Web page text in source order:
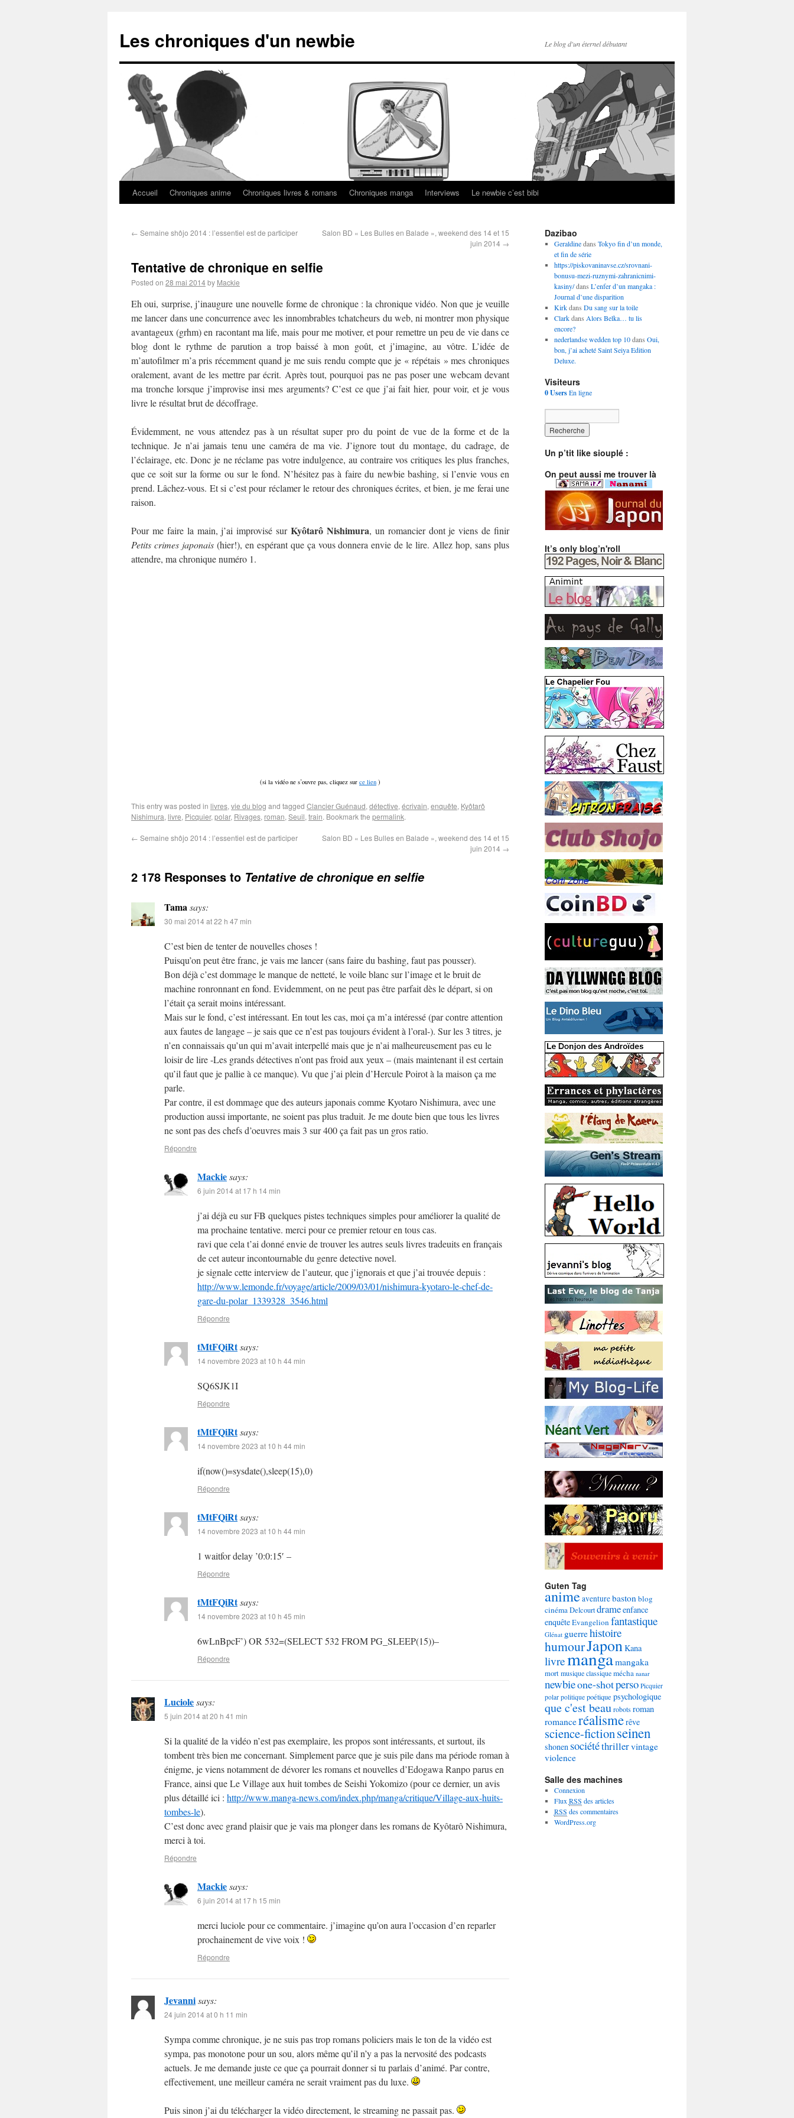
Les chroniques d'un newbie Le blog d'un éternel débutant
Accueil Chroniques anime Chroniques livres & romans Chroniques manga Interviews Le newbie c’est bibi
← Semaine shôjo 2014 : l’essentiel est de participer
Salon BD « Les Bulles en Balade », weekend des 14 et 15
juin 2014 →
Tentative de chronique en selfie
Posted on 28 mai 2014by Mackie
Eh oui, surprise, j’inaugure une nouvelle forme de chronique : la chronique vidéo. Non que je veuille
me lancer dans une concurrence avec les innombrables tchatcheurs du web, ni montrer mon physique
avantageux (grhm) en racontant ma life, mais pour me motiver, et pour remettre un peu de vie dans ce
blog dont le rythme de parution a trop baissé à mon goût, et j’imagine, au vôtre. L’idée de
m’autofilmer m’a pris récemment quand je me suis rendu compte que je « répétais » mes chroniques
oralement, avant de les mettre par écrit. Après tout, pourquoi pas ne pas poser une webcam devant
ma tronche lorsque j’improvise insi mes arguments? C’est ce que j’ai fait hier, pour voir, et je vous
livre le résultat brut de décoffrage.
Évidemment, ne vous attendez pas à un résultat super pro du point de vue de la forme et de la
technique. Je n’ai jamais tenu une caméra de ma vie. J’ignore tout du montage, du cadrage, de
l’éclairage, etc. Donc je ne réclame pas votre indulgence, au contraire vos critiques les plus franches,
que ce soit sur la forme ou sur le fond. N’hésitez pas à faire du newbie bashing, si l’envie vous en
prend. Lâchez-vous. Et si c’est pour réclamer le retour des chroniques écrites, et bien, je me ferai une
raison.
Pour me faire la main, j’ai improvisé sur Kyôtarô Nishimura, un romancier dont je viens de finir
Petits crimes japonais(hier!), en espérant que ça vous donnera envie de le lire. Allez hop, sans plus
attendre, ma chronique numéro 1.
(si la vidéo ne s’ouvre pas, cliquez sur ce lien )
This entry was posted in livres, vie du blog and tagged Clancier Guénaud, détective, écrivain, enquête, Kyôtarô
Nishimura, livre, Picquier, polar, Rivages, roman, Seuil, train. Bookmark the permalink.
← Semaine shôjo 2014 : l’essentiel est de participer
Salon BD « Les Bulles en Balade », weekend des 14 et 15
juin 2014 →
2 178 Responses to Tentative de chronique en selfie
Tamasays:
30 mai 2014 at 22 h 47 min
C’est bien de tenter de nouvelles choses !
Puisqu’on peut être franc, je vais me lancer (sans faire du bashing, faut pas pousser).
Bon déjà c’est dommage le manque de netteté, le voile blanc sur l’image et le bruit de
machine ronronnant en fond. Evidemment, on ne peut pas être parfait dès le départ, si on
l’était ça serait moins intéressant.
Mais sur le fond, c’est intéressant. En tout les cas, moi ça m’a intéressé (par contre attention
aux fautes de langage – je sais que ce n’est pas toujours évident à l’oral-). Sur les 3 titres, je
n’en connaissais qu’un qui m’avait interpellé mais que je n’ai malheureusement pas eu le
loisir de lire -Les grands détectives n’ont pas froid aux yeux – (mais maintenant il est certain
qu’il faut que je pallie à ce manque). Vu que j’ai plein d’Hercule Poirot à la maison ça me
parle.
Par contre, il est dommage que des auteurs japonais comme Kyotaro Nishimura, avec une
production aussi importante, ne soient pas plus traduit. Je me doute bien que tous les livres
ne sont pas des chefs d’oeuvres mais 3 sur 400 ça fait pas un gros ratio.
Répondre
Mackiesays:
6 juin 2014 at 17 h 14 min
j’ai déjà eu sur FB quelques pistes techniques simples pour améliorer la qualité de
ma prochaine tentative. merci pour ce premier retour en tous cas.
ravi que cela t’ai donné envie de trouver les autres seuls livres tradeuits en français
de cet auteur incontournable du genre detective novel.
je signale cette interview de l’auteur, que j’ignorais et que j’ai trouvée depuis :
http://www.lemonde.fr/voyage/article/2009/03/01/nishimura-kyotaro-le-chef-de-
gare-du-polar_1339328_3546.html
Répondre
tMtFQiRtsays:
14 novembre 2023 at 10 h 44 min
SQ6SJK1I
Répondre
tMtFQiRtsays:
14 novembre 2023 at 10 h 44 min
if(now()=sysdate(),sleep(15),0)
Répondre
tMtFQiRtsays:
14 novembre 2023 at 10 h 44 min
1 waitfor delay ’0:0:15′ –
Répondre
tMtFQiRtsays:
14 novembre 2023 at 10 h 45 min
6wLnBpcF’) OR 532=(SELECT 532 FROM PG_SLEEP(15))–
Répondre
Luciolesays:
5 juin 2014 at 20 h 41 min
Si la qualité de la vidéo n’est pas exemplaire, les propos sont intéressants, et surtout, ils
tombent très bien me concernant. Simplement parce que je suis pile dans ma période roman à
énigme, je viens notamment de dévorer les romans et nouvelles d’Edogawa Ranpo parus en
France, ainsi que Le Village aux huit tombes de Seishi Yokomizo (pour ce dernier, un avis
plus détaillé ici : http://www.manga-news.com/index.php/manga/critique/Village-aux-huits-
tombes-le).
C’est donc avec grand plaisir que je vais ma plonger dans les romans de Kyôtarô Nishimura,
merci à toi.
Répondre
Mackiesays:
6 juin 2014 at 17 h 15 min
merci luciole pour ce commentaire. j’imagine qu’on aura l’occasion d’en reparler
prochainement de vive voix !
Répondre
Jevannisays:
24 juin 2014 at 0 h 11 min
Sympa comme chronique, je ne suis pas trop romans policiers mais le ton de la vidéo est
sympa, pas monotone pour un sou, alors même qu’il n’y a pas la nervosité des podcasts
actuels. Je me demande juste ce que ça pourrait donner si tu parlais d’animé. Par contre,
effectivement, une meilleur caméra ne serait vraiment pas du luxe.
Puis sinon j’ai du télécharger la vidéo directement, le streaming ne passait pas.
Dazibao
Geraldinedans Tokyo fin d’un monde,
et fin de série
https://piskovaninavse.cz/srovnani-
bonusu-mezi-ruznymi-zahranicnimi-
kasiny/dans L’enfer d’un mangaka :
Journal d’une disparition
Kirkdans Du sang sur la toile
Clarkdans Alors Belka… tu lis
encore?
nederlandse wedden top 10dans Oui,
bon, j’ai acheté Saint Seiya Edition
Deluxe.
Visiteurs
0 UsersEn ligne
Un p’tit like siouplé :
On peut aussi me trouver là
It’s only blog’n'roll
Guten Tag
animeaventurebaston blog
cinémaDelcourtdrameenfance
enquêteEvangelion fantastique
Glénat guerrehistoire
humourJapon Kana
livremangamangaka
mortmusique classiquemécha nanar
newbieone-shotperso Picquier
polar politique poétique psychologique
que c'est beaurobotsroman
romanceréalismerêve
science-fictionseinen
shonen sociététhrillervintage
violence
Salle des machines
Connexion
Flux RSS des articles
RSS des commentaires
WordPress.org